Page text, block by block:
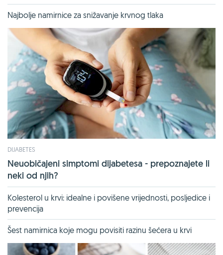
Najbolje namirnice za snižavanje krvnog tlaka
DIJABETES
Neuobičajeni simptomi dijabetesa - prepoznajete li
neki od njih?
Kolesterol u krvi: idealne i povišene vrijednosti, posljedice i
prevencija
Šest namirnica koje mogu povisiti razinu šećera u krvi